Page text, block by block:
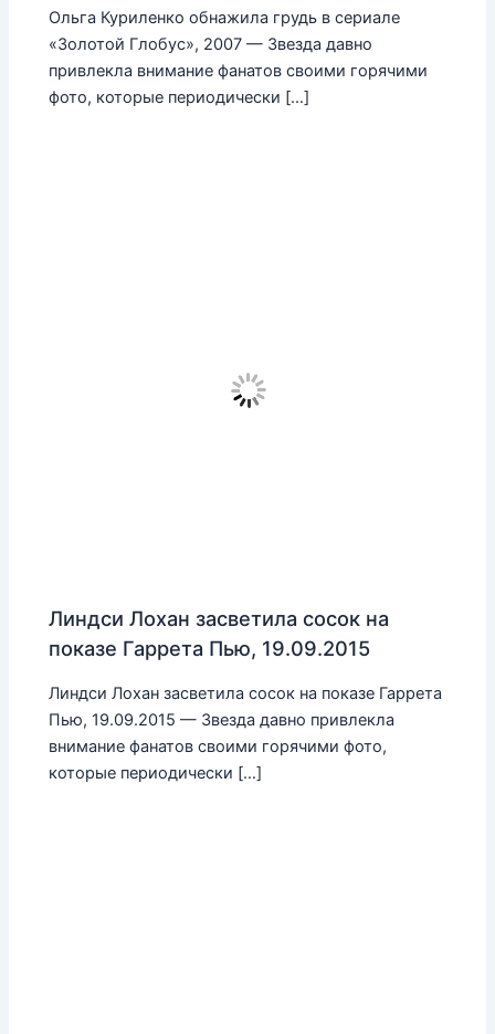
Ольга Куриленко обнажила грудь в сериале
«Золотой Глобус», 2007 — Звезда давно
привлекла внимание фанатов своими горячими
фото, которые периодически […]
Линдси Лохан засветила сосок на
показе Гаррета Пью, 19.09.2015
Линдси Лохан засветила сосок на показе Гаррета
Пью, 19.09.2015 — Звезда давно привлекла
внимание фанатов своими горячими фото,
которые периодически […]